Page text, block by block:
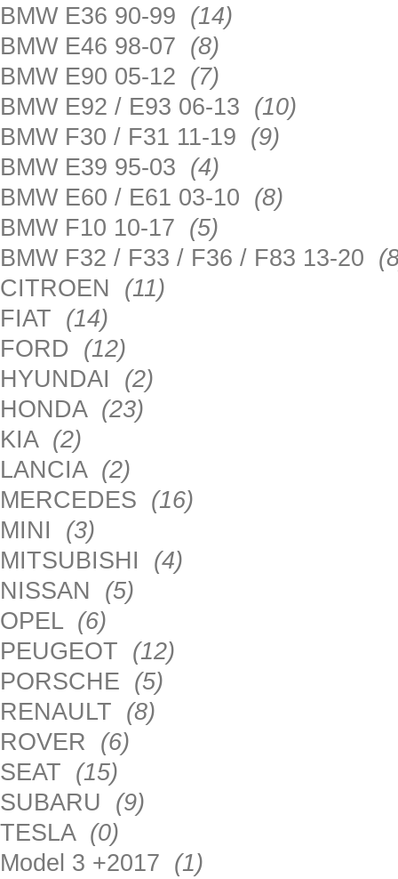
BMW E36 90-99 (14)
BMW E46 98-07 (8)
BMW E90 05-12 (7)
BMW E92 / E93 06-13 (10)
BMW F30 / F31 11-19 (9)
BMW E39 95-03 (4)
BMW E60 / E61 03-10 (8)
BMW F10 10-17 (5)
BMW F32 / F33 / F36 / F83 13-20
CITROEN (11)
FIAT (14)
FORD (12)
HYUNDAI (2)
HONDA (23)
KIA (2)
LANCIA (2)
MERCEDES (16)
MINI (3)
MITSUBISHI (4)
NISSAN (5)
OPEL (6)
PEUGEOT (12)
PORSCHE (5)
RENAULT (8)
ROVER (6)
SEAT (15)
SUBARU (9)
TESLA (0)
Model 3 +2017 (1)